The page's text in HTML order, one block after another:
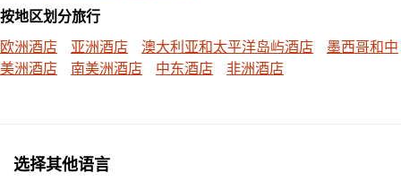
按地区划分旅行
欧洲酒店
亚洲酒店 澳大利亚和太平洋岛屿酒店
墨西哥和中
美洲酒店
南美洲酒店 中东酒店 非洲酒店
选择其他语言